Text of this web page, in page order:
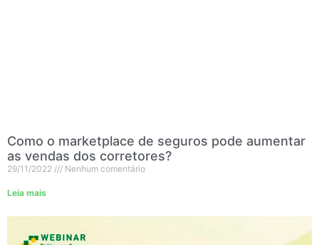
Como o marketplace de seguros pode aumentar
as vendas dos corretores?
29/11/2022 Nenhum comentário
Leia mais